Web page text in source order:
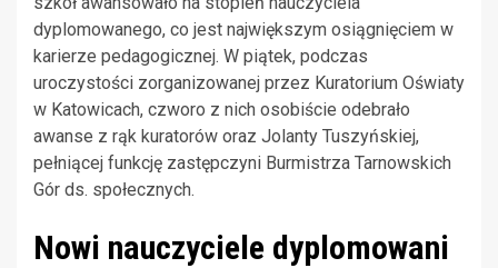
dyplomowanego, co jest największym osiągnięciem w
karierze pedagogicznej. W piątek, podczas
uroczystości zorganizowanej przez Kuratorium Oświaty
w Katowicach, czworo z nich osobiście odebrało
awanse z rąk kuratorów oraz Jolanty Tuszyńskiej,
pełniącej funkcję zastępczyni Burmistrza Tarnowskich
Gór ds. społecznych.
Nowi nauczyciele dyplomowani